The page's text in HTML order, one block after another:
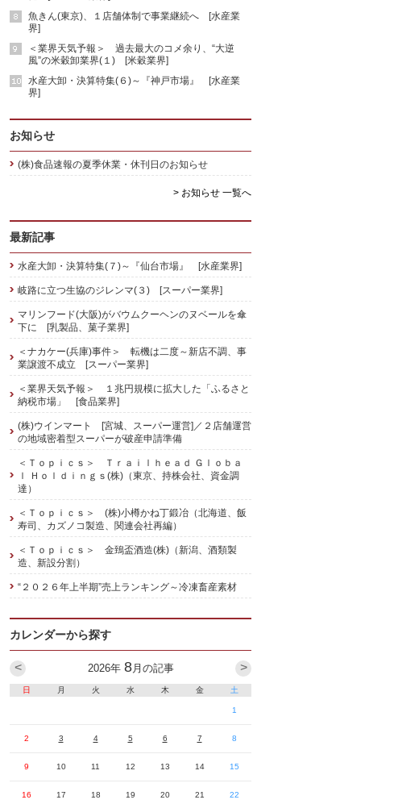
魚きん(東京)、１店舗体制で事業継続へ [水産業
界]
＜業界天気予報＞ 過去最大のコメ余り、“大逆
風”の米穀卸業界(１) [米穀業界]
水産大卸・決算特集(６)～『神戸市場』 [水産業
界]
お知らせ
(株)食品速報の夏季休業・休刊日のお知らせ
> お知らせ 一覧へ
最新記事
水産大卸・決算特集(７)～『仙台市場』 [水産業界]
岐路に立つ生協のジレンマ(３) [スーパー業界]
マリンフード(大阪)がバウムクーヘンのヌベールを傘
下に [乳製品、菓子業界]
＜ナカケー(兵庫)事件＞ 転機は二度～新店不調、事
業譲渡不成立 [スーパー業界]
＜業界天気予報＞ １兆円規模に拡大した「ふるさと
納税市場」 [食品業界]
(株)ウインマート [宮城、スーパー運営]／２店舗運営
の地域密着型スーパーが破産申請準備
＜Ｔｏｐｉｃｓ＞ Ｔｒａｉｌｈｅａｄ Ｇｌｏｂａ
ｌ Ｈｏｌｄｉｎｇｓ(株)（東京、持株会社、資金調
達）
＜Ｔｏｐｉｃｓ＞ (株)小樽かね丁鍛冶（北海道、飯
寿司、カズノコ製造、関連会社再編）
＜Ｔｏｐｉｃｓ＞ 金鵄盃酒造(株)（新潟、酒類製
造、新設分割）
“２０２６年上半期”売上ランキング～冷凍畜産素材
カレンダーから探す
2026年 8月の記事 >
<
日 月 火 水 木 金 土
1
2 3 4 5 6 7 8
9 10 11 12 13 14 15
16 17 18 19 20 21 22